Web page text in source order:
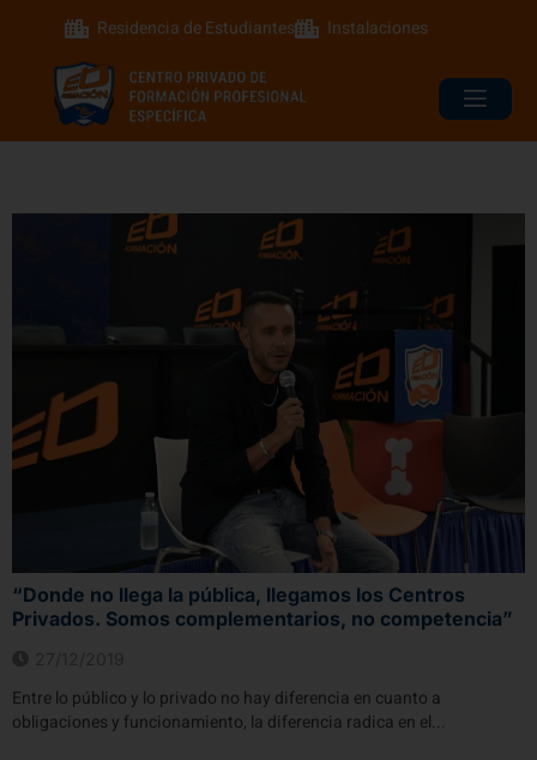
Residencia de Estudiantes Instalaciones
“Donde no llega la pública, llegamos los Centros
Privados. Somos complementarios, no competencia”
Entre lo público y lo privado no hay diferencia en cuanto a
obligaciones y funcionamiento, la diferencia radica en el...